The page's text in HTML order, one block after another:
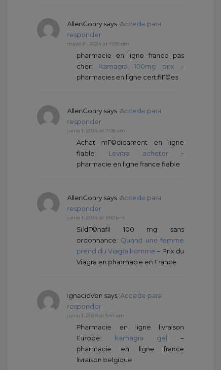
AllenGonry says :Accede para
responder
mayo 31, 2024 at 11:55 pm
pharmacie en ligne france pas
cher: kamagra 100mg prix –
pharmacies en ligne certifiГ©es
AllenGonry says :Accede para
responder
junio 1, 2024 at 7:08 am
Achat mГ©dicament en ligne
fiable: Levitra acheter–
pharmacie en ligne france fiable
AllenGonry says :Accede para
responder
junio 1, 2024 at 3:50 pm
SildГ©nafil 100 mg sans
ordonnance: Quand une femme
prend du Viagra homme – Prix du
Viagra en pharmacie en France
IgnacioVen says :Accede para
responder
junio 1, 2024 at 5:41 pm
Pharmacie en ligne livraison
Europe: kamagra gel –
pharmacie en ligne france
livraison belgique